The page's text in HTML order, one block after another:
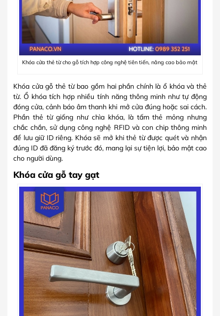
Khóa cửa thẻ từ cho gỗ tích hợp công nghệ tiên tiến, nâng cao bảo mật
Khóa cửa gỗ thẻ từ bao gồm hai phần chính là ổ khóa và thẻ
từ. Ổ khóa tích hợp nhiều tính năng thông minh như tự động
đóng cửa, cảnh báo âm thanh khi mở cửa đúng hoặc sai cách.
Phần thẻ từ giống như chìa khóa, là tấm thẻ mỏng nhưng
chắc chắn, sử dụng công nghệ RFID và con chip thông minh
để lưu giữ ID riêng. Khóa sẽ mở khi thẻ từ được quét và nhận
đúng ID đã đăng ký trước đó, mang lại sự tiện lợi, bảo mật cao
cho người dùng.
Khóa cửa gỗ tay gạt